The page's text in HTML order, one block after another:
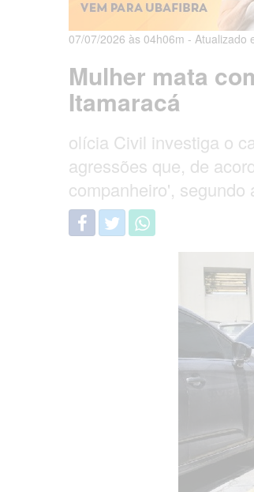
07/07/2026 às 04h06m - Atualizado
Mulher mata
Itamaracá
olícia Civil investiga o
agressões que, de
companheiro', segundo